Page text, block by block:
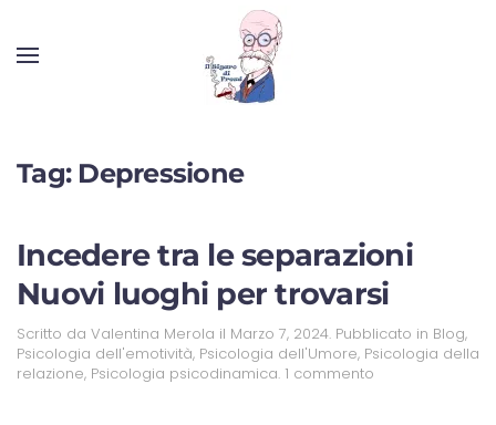
Tag: Depressione
Incedere tra le separazioni
Nuovi luoghi per trovarsi
Scritto da Valentina Merola il Marzo 7, 2024. Pubblicato in Blog,
Psicologia dell'emotività, Psicologia dell'Umore, Psicologia della
relazione, Psicologia psicodinamica. 1 commento